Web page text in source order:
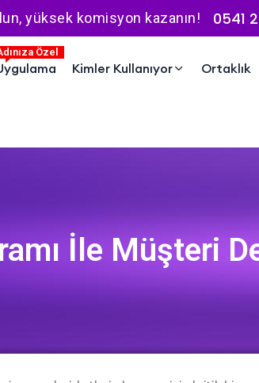
yüksek komisyon kazanın! 0541
Özel
Kimler Kullanıyor Ortaklık
İle Müşteri